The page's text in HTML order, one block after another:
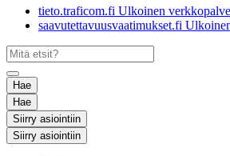
tieto.traficom.fi Ulkoinen
saavutettavuusvaatimukset.fi
Hae
Hae
Siirry asiointiin
Siirry asiointiin